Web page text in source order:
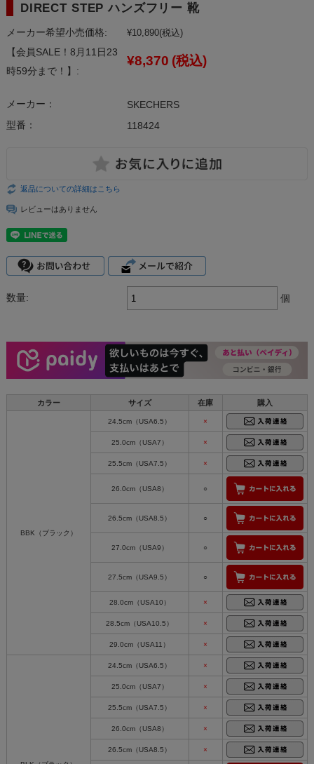
DIRECT STEP ハンズフリー 靴
メーカー希望小売価格: ¥10,890(税込)
【会員SALE！8月11日23
時59分まで！】:
¥8,370 (税込)
メーカー：
SKECHERS
型番：
118424
返品についての詳細はこちら
レビューはありません
数量: 個
カラー サイズ 在庫 購入
BBK（ブラック）
24.5cm（USA6.5） ×
25.0cm（USA7） ×
25.5cm（USA7.5） ×
26.0cm（USA8） ○
26.5cm（USA8.5） ○
27.0cm（USA9） ○
27.5cm（USA9.5） ○
28.0cm（USA10） ×
28.5cm（USA10.5） ×
29.0cm（USA11） ×
24.5cm（USA6.5） ×
25.0cm（USA7） ×
25.5cm（USA7.5） ×
26.0cm（USA8） ×
26.5cm（USA8.5） ×